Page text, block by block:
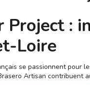
Project :
Loire
se passionnent pour
Artisan contribuent